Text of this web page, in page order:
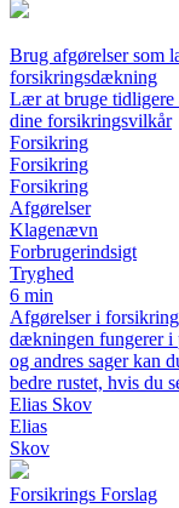
Brug afgørelser som
forsikringsdækning
Lær at bruge tidligere
dine forsikringsvilkår
Forsikring
Forsikring
Forsikring
Afgørelser
Klagenævn
Forbrugerindsigt
Tryghed
6 min
Afgørelser i
dækningen fungerer i
og andres sager kan
bedre rustet, hvis du
Elias Skov
Elias
Skov
Forsikrings Forslag